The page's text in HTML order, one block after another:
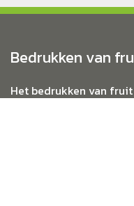
Bedrukken van
Het bedrukken van